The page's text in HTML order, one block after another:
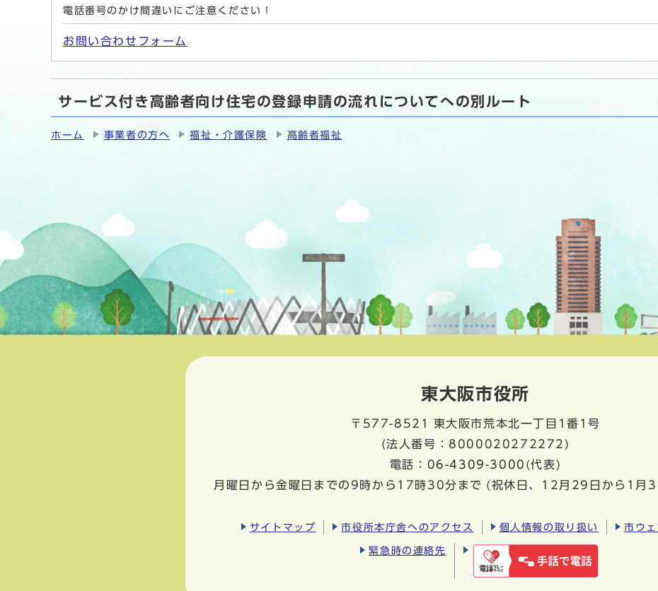
電話番号のかけ間違いにご注意ください！
お問い合わせフォーム
サービス付き高齢者向け住宅の登録申請の流れについてへの別ルート
ホーム 事業者の方へ 福祉・介護保険 高齢者福祉
東大阪市役所
〒577-8521
東大阪市荒本北一丁目1番1号
(法人番号：8000020272272)
電話： 06-4309-3000 (代表)
月曜日から金曜日までの9時から17時30分まで (祝休日、12月29日から1月3
サイトマップ 市役所本庁舎へのアクセス 個人情報の取り扱い 市ウ
緊急時の連絡先